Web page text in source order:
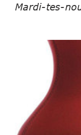
Mardi-tes-